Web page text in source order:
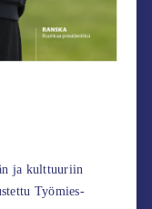
ja kulttuuriin
Työmies-